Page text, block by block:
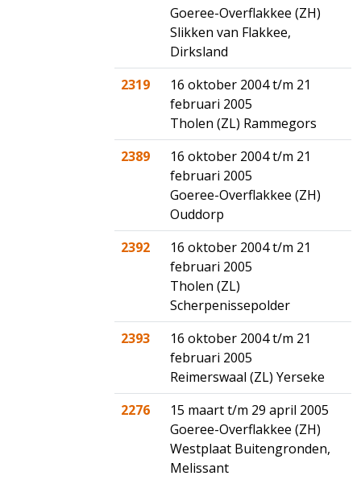
Goeree-Overflakkee (ZH)
Slikken van Flakkee,
Dirksland
2319
16 oktober 2004 t/m 21
februari 2005
Tholen (ZL) Rammegors
2389
16 oktober 2004 t/m 21
februari 2005
Goeree-Overflakkee (ZH)
Ouddorp
2392
16 oktober 2004 t/m 21
februari 2005
Tholen (ZL)
Scherpenissepolder
2393
16 oktober 2004 t/m 21
februari 2005
Reimerswaal (ZL) Yerseke
2276
15 maart t/m 29 april 2005
Goeree-Overflakkee (ZH)
Westplaat Buitengronden,
Melissant